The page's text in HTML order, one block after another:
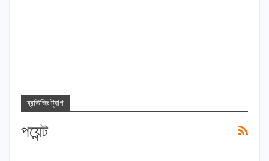
ব্রাউজিং ট্যাগ
পয়েন্ট